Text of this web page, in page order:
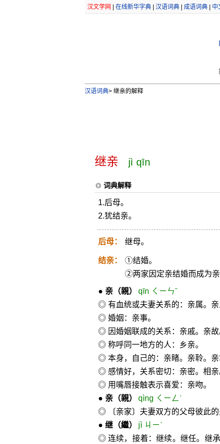
汉文学网 在线新华字典| 汉语词典| 成语词典| 中
汉语词典>继亲的解释
继亲 jì qīn
词典解释
1.后母。
2.犹结亲。
后母： 继母。
结亲：
①结婚。
②两家因定亲结婚而成为亲
● 亲（親）
qīn ㄑㄧㄣˉ
◎ 有血统或夫妻关系的：亲属。亲
◎ 婚姻：亲事。
◎ 因婚姻联成的关系：亲戚。亲故
◎ 称呼同一地方的人：乡亲。
◎ 本身，自己的：亲睹。亲聆。亲
◎ 感情好，关系密切：亲密。相亲
◎ 用嘴唇接触表示喜爱：亲吻。
● 亲（親）
qìng ㄑㄧㄥˋ
◎ 〔亲家〕夫妻双方的父母彼此的
● 继（繼）
jì ㄐㄧˋ
◎ 连续，接着：继续。继任。继